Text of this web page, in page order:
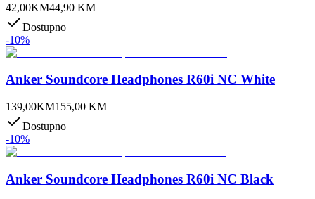
42,00KM44,90 KM
Dostupno
-10%
Anker Soundcore Headphones R60i NC White
139,00KM155,00 KM
Dostupno
-10%
Anker Soundcore Headphones R60i NC Black